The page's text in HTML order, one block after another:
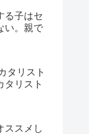
る子はセ
い。親で
タリスト
タリスト
ススメし